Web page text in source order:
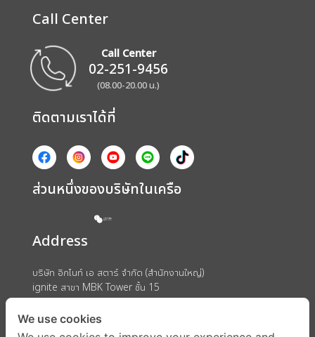
Call Center
Call Center
02-251-9456
(08.00-20.00 น.)
ติดตามเราได้ที่
ส่วนหนึ่งของบริษัทในเครือ
Address
บริษัท อิกไนท์ เอ สตาร์ จำกัด (สำนักงานใหญ่)
ignite สาขา MBK Tower ชั้น 15
ถนนพญาไท แขวงวังใหม่ เขตปทุมวัน กรุงเทพมหานคร 10330
We use cookies